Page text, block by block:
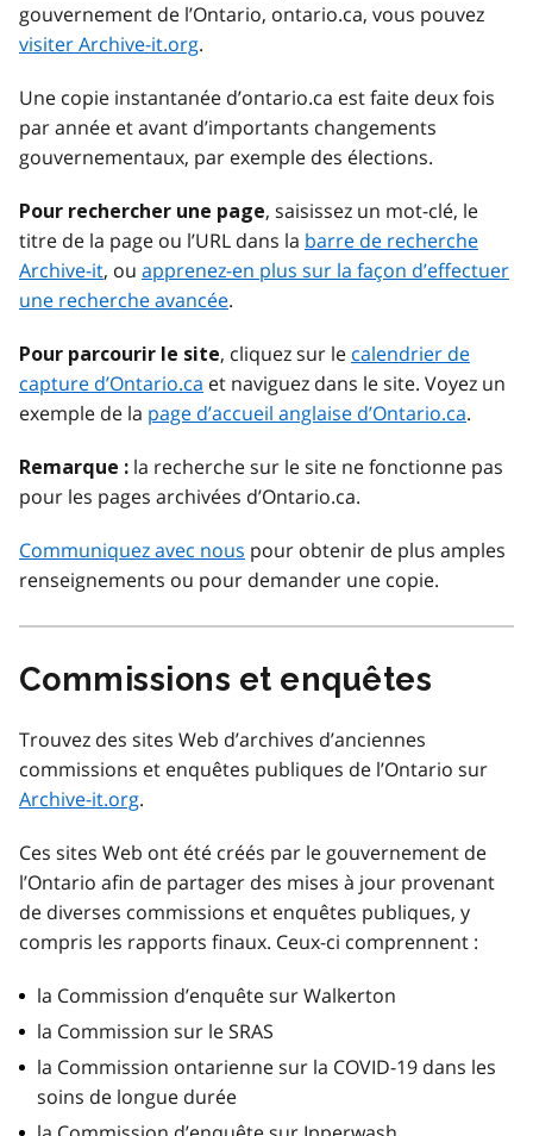
gouvernement de l’Ontario, ontario.ca, vous pouvez
visiter Archive-it.org.
Une copie instantanée d’ontario.ca est faite deux fois
par année et avant d’importants changements
gouvernementaux, par exemple des élections.
Pour rechercher une page, saisissez un mot-clé, le
titre de la page ou l’URL dans la barre de recherche
Archive-it, ou apprenez-en plus sur la façon d’effectuer
une recherche avancée.
Pour parcourir le site, cliquez sur le calendrier de
capture d’Ontario.ca et naviguez dans le site. Voyez un
exemple de la page d’accueil anglaise d’Ontario.ca.
Remarque : la recherche sur le site ne fonctionne pas
pour les pages archivées d’Ontario.ca.
Communiquez avec nous pour obtenir de plus amples
renseignements ou pour demander une copie.
Commissions et enquêtes
Trouvez des sites Web d’archives d’anciennes
commissions et enquêtes publiques de l’Ontario sur
Archive-it.org.
Ces sites Web ont été créés par le gouvernement de
l’Ontario afin de partager des mises à jour provenant
de diverses commissions et enquêtes publiques, y
compris les rapports finaux. Ceux-ci comprennent :
la Commission d’enquête sur Walkerton
la Commission sur le SRAS
la Commission ontarienne sur la COVID-19 dans les
soins de longue durée